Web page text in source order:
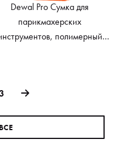
Dewal Pro Сумка для
парикмахерских
полимерный